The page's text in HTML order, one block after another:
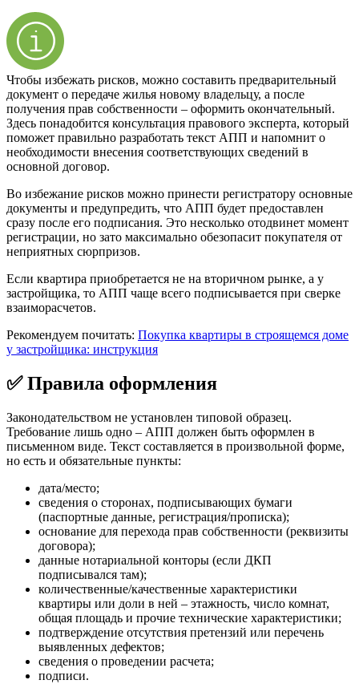
Чтобы избежать рисков, можно составить предварительный
документ о передаче жилья новому владельцу, а после
получения прав собственности – оформить окончательный.
Здесь понадобится консультация правового эксперта, который
поможет правильно разработать текст АПП и напомнит о
необходимости внесения соответствующих сведений в
основной договор.
Во избежание рисков можно принести регистратору основные
документы и предупредить, что АПП будет предоставлен
сразу после его подписания. Это несколько отодвинет момент
регистрации, но зато максимально обезопасит покупателя от
неприятных сюрпризов.
Если квартира приобретается не на вторичном рынке, а у
застройщика, то АПП чаще всего подписывается при сверке
взаиморасчетов.
Рекомендуем почитать: Покупка квартиры в строящемся доме
у застройщика: инструкция
✅ Правила оформления
Законодательством не установлен типовой образец.
Требование лишь одно – АПП должен быть оформлен в
письменном виде. Текст составляется в произвольной форме,
но есть и обязательные пункты:
дата/место;
сведения о сторонах, подписывающих бумаги
(паспортные данные, регистрация/прописка);
основание для перехода прав собственности (реквизиты
договора);
данные нотариальной конторы (если ДКП
подписывался там);
количественные/качественные характеристики
квартиры или доли в ней – этажность, число комнат,
общая площадь и прочие технические характеристики;
подтверждение отсутствия претензий или перечень
выявленных дефектов;
сведения о проведении расчета;
подписи.